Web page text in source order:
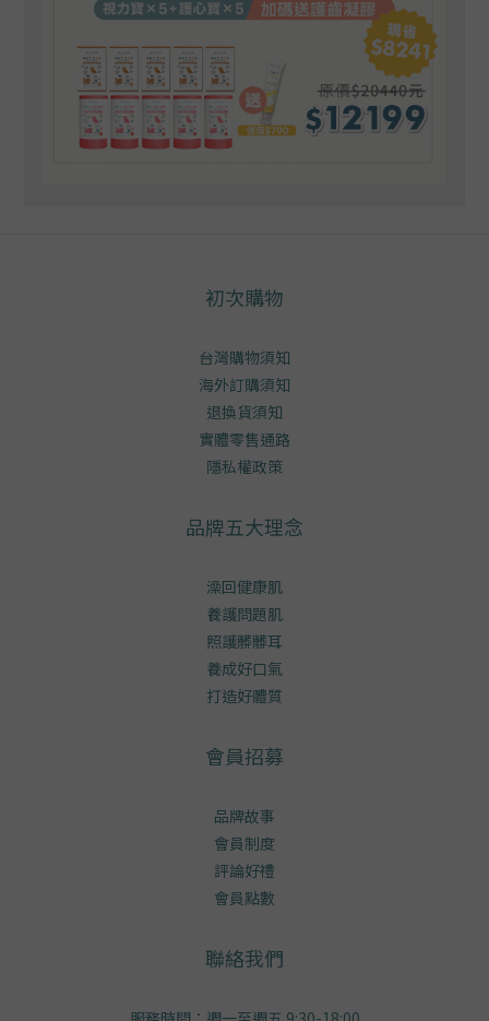
初次購物
台灣購物須知
海外訂購須知
退換貨須知
實體零售通路
隱私權政策
品牌五大理念
澡回健康肌
養護問題肌
照護髒髒耳
養成好口氣
打造好體質
會員招募
品牌故事
會員制度
評論好禮
會員點數
聯絡我們